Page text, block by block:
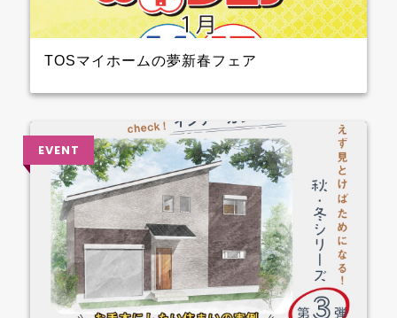
TOSマイホームの夢新春フェア
ホーム も参加しますよ 3階大ホール№8のブースでプ
レゼントを準備して待ってます～ ぜひ、お越しくださ
い♪♪